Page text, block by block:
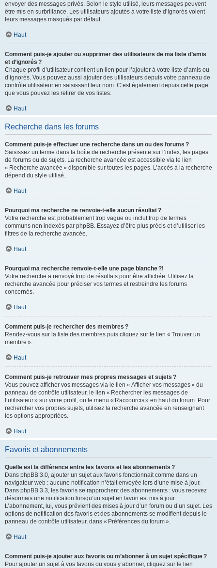
envoyer des messages privés. Selon le style utilisé, leurs messages peuvent
être mis en surbrillance. Les utilisateurs ajoutés à votre liste d’ignorés voient
leurs messages masqués par défaut.
Haut
Comment puis-je ajouter ou supprimer des utilisateurs de ma liste d’amis
et d’ignorés ?
Chaque profil d’utilisateur contient un lien pour l’ajouter à votre liste d’amis ou
d’ignorés. Vous pouvez aussi ajouter des utilisateurs depuis votre panneau de
contrôle utilisateur en saisissant leur nom. C’est également depuis cette page
que vous pouvez les retirer de vos listes.
Haut
Recherche dans les forums
Comment puis-je effectuer une recherche dans un ou des forums ?
Saisissez un terme dans la boîte de recherche présente sur l’index, les pages
de forums ou de sujets. La recherche avancée est accessible via le lien
« Recherche avancée » disponible sur toutes les pages. L’accès à la recherche
dépend du style utilisé.
Haut
Pourquoi ma recherche ne renvoie-t-elle aucun résultat ?
Votre recherche est probablement trop vague ou inclut trop de termes
communs non indexés par phpBB. Essayez d’être plus précis et d’utiliser les
filtres de la recherche avancée.
Haut
Pourquoi ma recherche renvoie-t-elle une page blanche ?!
Votre recherche a renvoyé trop de résultats pour être affichée. Utilisez la
recherche avancée pour préciser vos termes et restreindre les forums
concernés.
Haut
Comment puis-je rechercher des membres ?
Rendez-vous sur la liste des membres puis cliquez sur le lien « Trouver un
membre ».
Haut
Comment puis-je retrouver mes propres messages et sujets ?
Vous pouvez afficher vos messages via le lien « Afficher vos messages » du
panneau de contrôle utilisateur, le lien « Rechercher les messages de
l’utilisateur » sur votre profil, ou le menu « Raccourcis » en haut du forum. Pour
rechercher vos propres sujets, utilisez la recherche avancée en renseignant
les options appropriées.
Haut
Favoris et abonnements
Quelle est la différence entre les favoris et les abonnements ?
Dans phpBB 3.0, ajouter un sujet aux favoris fonctionnait comme dans un
navigateur web : aucune notification n’était envoyée lors d’une mise à jour.
Dans phpBB 3.3, les favoris se rapprochent des abonnements : vous recevez
désormais une notification lorsqu’un sujet en favori est mis à jour.
L’abonnement, lui, vous prévient des mises à jour d’un forum ou d’un sujet. Les
options de notification des favoris et des abonnements se modifient depuis le
panneau de contrôle utilisateur, dans « Préférences du forum ».
Haut
Comment puis-je ajouter aux favoris ou m’abonner à un sujet spécifique ?
Pour ajouter un sujet à vos favoris ou vous y abonner, cliquez sur le lien